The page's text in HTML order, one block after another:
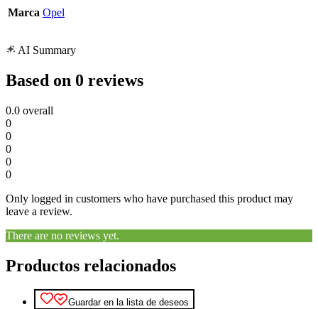
Marca Opel
AI Summary
Based on 0 reviews
0.0 overall
0
0
0
0
0
Only logged in customers who have purchased this product may
leave a review.
There are no reviews yet.
Productos relacionados
Guardar en la lista de deseos